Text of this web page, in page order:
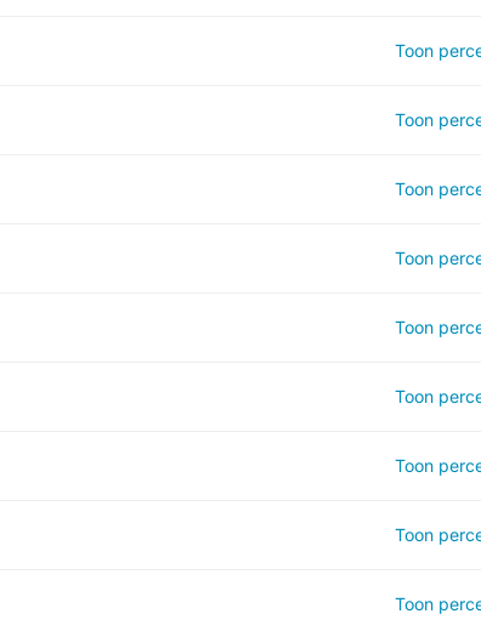
Toon
Toon
Toon
Toon
Toon
Toon
Toon
Toon
Toon